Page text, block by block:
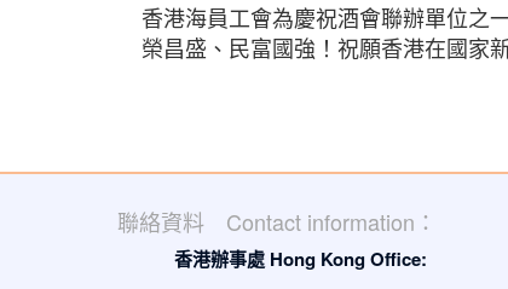
香港海員工會為慶祝酒會聯辦單位之
榮昌盛、民富國強！祝願香港在國家
聯絡資料 Contact information：
香港辦事處 Hong Kong Office: